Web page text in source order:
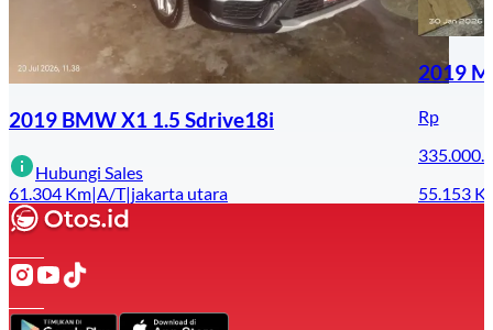
2019 BMW X1 1.5 Sdrive18i
Hubungi Sales
61.304 Km|A/T|jakarta utara
2019
Rp
55.153